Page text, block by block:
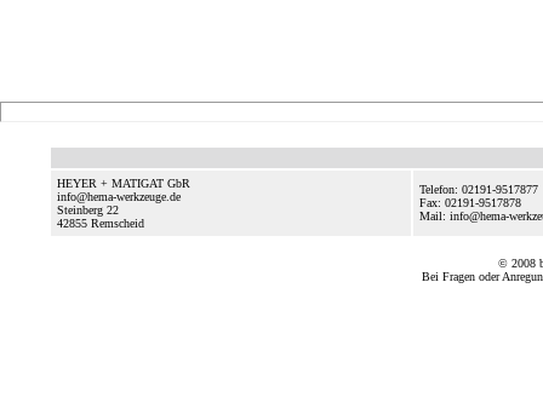
HEYER + MATIGAT GbR
info@hema-werkzeuge.de
Steinberg 22
42855 Remscheid
Telefon: 02191-9517877
Fax: 02191-9517878
Mail: info@hema-
© 2008
Bei Fragen oder